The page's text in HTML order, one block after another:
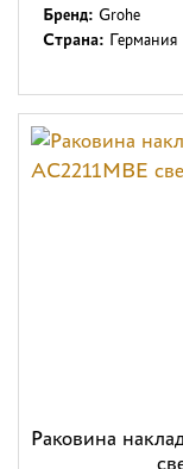
Бренд: Grohe
Страна: Германия
Раковина